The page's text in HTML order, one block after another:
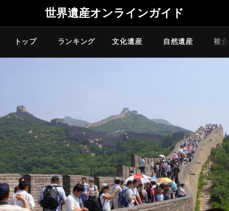
世界遺産オンラインガイド
トップ ランキング 文化遺産 自然遺産 複